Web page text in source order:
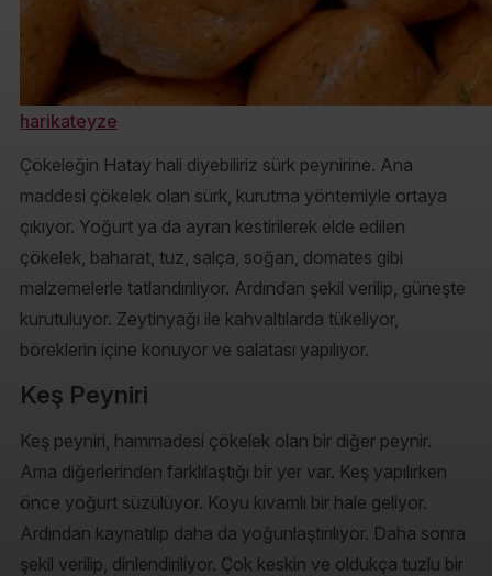
harikateyze
Çökeleğin Hatay hali diyebiliriz sürk peynirine. Ana
maddesi çökelek olan sürk, kurutma yöntemiyle ortaya
çıkıyor. Yoğurt ya da ayran kestirilerek elde edilen
çökelek, baharat, tuz, salça, soğan, domates gibi
malzemelerle tatlandırılıyor. Ardından şekil verilip, güneşte
kurutuluyor. Zeytinyağı ile kahvaltılarda tükeliyor,
böreklerin içine konuyor ve salatası yapılıyor.
Keş Peyniri
Keş peyniri, hammadesi çökelek olan bir diğer peynir.
Ama diğerlerinden farklılaştığı bir yer var. Keş yapılırken
önce yoğurt süzülüyor. Koyu kıvamlı bir hale geliyor.
Ardından kaynatılıp daha da yoğunlaştırılıyor. Daha sonra
şekil verilip, dinlendiriliyor. Çok keskin ve oldukça tuzlu bir